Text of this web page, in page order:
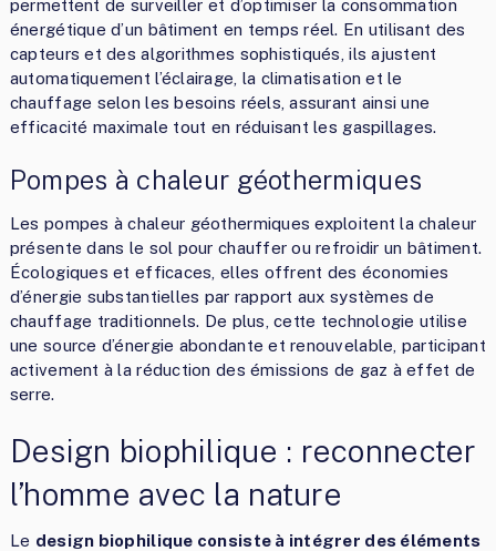
permettent de surveiller et d’optimiser la consommation
énergétique d’un bâtiment en temps réel. En utilisant des
capteurs et des algorithmes sophistiqués, ils ajustent
automatiquement l’éclairage, la climatisation et le
chauffage selon les besoins réels, assurant ainsi une
efficacité maximale tout en réduisant les gaspillages.
Pompes à chaleur géothermiques
Les pompes à chaleur géothermiques exploitent la chaleur
présente dans le sol pour chauffer ou refroidir un bâtiment.
Écologiques et efficaces, elles offrent des économies
d’énergie substantielles par rapport aux systèmes de
chauffage traditionnels. De plus, cette technologie utilise
une source d’énergie abondante et renouvelable, participant
activement à la réduction des émissions de gaz à effet de
serre.
Design biophilique : reconnecter
l’homme avec la nature
Le design biophilique consiste à intégrer des éléments